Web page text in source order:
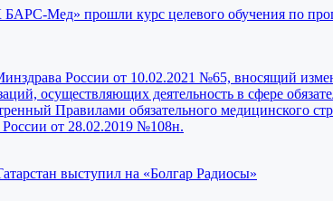
Мед» прошли курс целевого обучения по
России от 10.02.2021 №65, вносящий
осуществляющих деятельность в сфере
Правилами обязательного медицинского
от 28.02.2019 №108н.
выступил на «Болгар Радиосы»